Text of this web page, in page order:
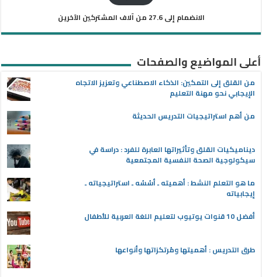
الانضمام إلى 27.6 من آلاف المشتركين الآخرين
أعلى المواضيع والصفحات
من القلق إلى التمكين: الذكاء الاصطناعي وتعزيز الاتجاه
الإيجابي نحو مهنة التعليم
من أهم استراتيجيات التدريس الحديثة
ديناميكيات القلق وتأثيراتها العابرة للفرد : دراسة في
سيكولوجية الصحة النفسية المجتمعية
ما هو التعلم النشط : أهميته ـ أسُسُه ـ استراتيجياته ـ
إيجابياته
أفضل 10 قنوات يوتيوب لتعليم اللغة العربية للأطفال
طرق التدريس : أهميتها ومُرتكزاتها وأنواعها